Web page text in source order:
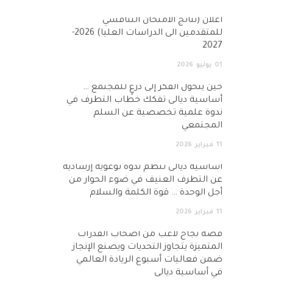
أعلان (نتائج الامتحان التنافسي
للمتقدمين الى الدراسات العليا) 2026-
2027
01 يوليو 2026
حين يتحول الفكر إلى درعٍ للمجتمع …
أساسية ديالى تفكك خطاب التطرف في
ندوة علمية تخصصية عن السلم
المجتمعي
11 فبراير 2026
أساسية ديالى تنظم ندوة توعوية إرشادية
عن التطرف العنيف في ضوء الحوار من
أجل الوحدة … قوة الكلمة والسلام
11 فبراير 2026
قصة نجاح لاعب من أصحاب القدرات
المتميزة يتجاوز التحديات ويصنع الإنجاز
ضمن فعاليات أسبوع الريادة العالمي
في أساسية ديالى